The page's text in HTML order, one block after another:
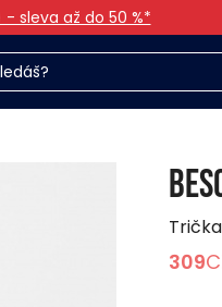
- sleva až do 50 %*
309